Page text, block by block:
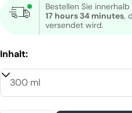
Bestellen Sie
17 hours 34 minutes,
versendet wird.
Inhalt: